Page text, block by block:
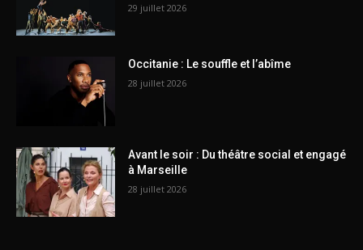
29 juillet 2026
Occitanie : Le souffle et l’abîme
28 juillet 2026
Avant le soir : Du théâtre social et engagé
à Marseille
28 juillet 2026